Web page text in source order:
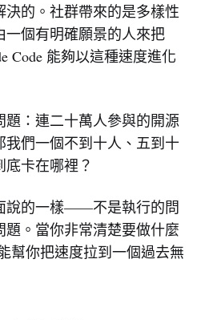
的。社群帶來的是多樣性
個有明確願景的人來把
Code 能夠以這種速度進化
題：連二十萬人參與的開源
們一個不到十人、五到十
卡在哪裡？
說的一樣——不是執行的問
。當你非常清楚要做什麼
幫你把速度拉到一個過去無